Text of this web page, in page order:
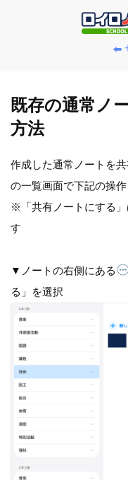
⬅️
既存の通常ノ
方法
作成した通常ノートを
の一覧画面で下記の操作
※「共有ノートにする
す
▼ノートの右側にある
る」を選択